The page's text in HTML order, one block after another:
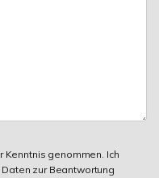
Kenntnis genommen. Ich
zur Beantwortung